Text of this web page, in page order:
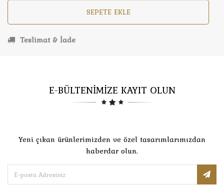
SEPETE EKLE
Teslimat & İade
E-BÜLTENİMİZE KAYIT OLUN
Yeni çıkan ürünlerimizden ve özel tasarımlarımızdan
haberdar olun.